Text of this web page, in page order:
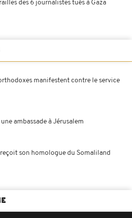
des 6 journalistes tués à Gaza
manifestent contre le service
ambassade à Jérusalem
reçoit son homologue du Somaliland